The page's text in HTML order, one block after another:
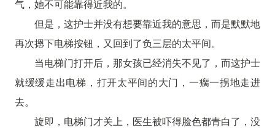
气，她不可能靠得近我的。
但是，这护士并没有想要靠近我的意思，而是默默地
再次摁下电梯按钮，又回到了负三层的太平间。
当电梯门打开后，那女孩已经消失不见了，而这护士
就缓缓走出电梯，打开太平间的大门，一瘸一拐地走进
去。
旋即，电梯门才关上，医生被吓得脸色都青白了，没